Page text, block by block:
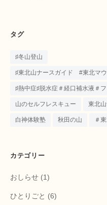
タグ
♯冬山登山
♯東北山ナースガイド #東北マ
♯熱中症♯脱水症＃経口補水液＃
山のセルフレスキュー 東北
白神体験塾 秋田の山 ＃
カテゴリー
おしらせ (1)
ひとりごと (6)